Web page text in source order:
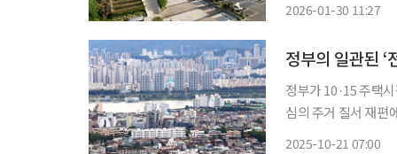
2026-01-30 11:27
정부가 10·15 주택
심의 주거 질서 재편
2025-10-21 07:00